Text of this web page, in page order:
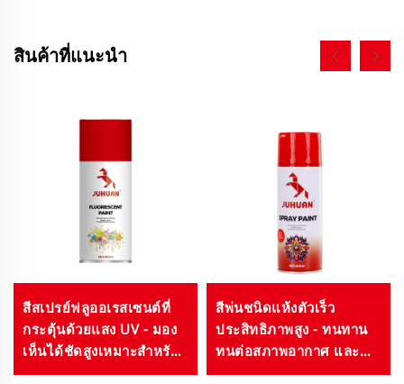
สินค้าที่แนะนำ
สีสเปรย์ฟลูออเรสเซนต์ที่
กระตุ้นด้วยแสง UV - มอง
เห็นได้ชัดสูงเหมาะสำหรับ
ทำเครื่องหมายความ
สีพ่นชนิดแห้งตัวเร็ว
ประสิทธิภาพสูง - ทนทาน
ทนต่อสภาพอากาศ และ
เหมาะสำหรับงานศิลปะ